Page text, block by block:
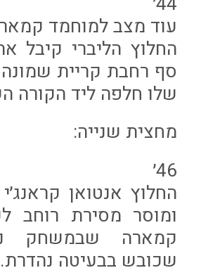
עוד מצב למוחמד
החלוץ הליברי קיבל
סף רחבת קריית
שלו חלפה ליד הקורה
מחצית שנייה:
46׳
החלוץ אנטואן
ומוסר מסירת רוחב
קמארה שבמשחק
שכובש בבעיטה נהדרת.